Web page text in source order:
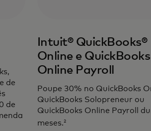
de
de
Intuit® QuickBooks®
Online e QuickBooks
Online Payroll
Poupe 30% no QuickBooks
QuickBooks Solopreneur ou
QuickBooks Online Payroll
meses.2